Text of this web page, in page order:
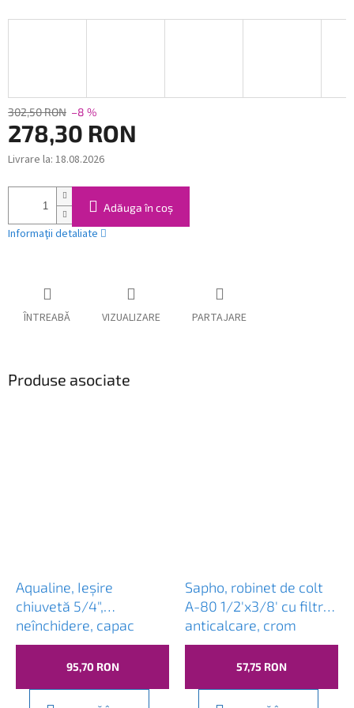
302,50 RON –8 %
278,30 RON
Evaluare
Livrare la: 18.08.2026
Adăuga în coş
Informaţii detaliate
ÎNTREABĂ VIZUALIZARE PARTAJARE
Produse asociate
Aqualine, Ieșire
chiuvetă 5/4",
neînchidere, capac
mare, grosime 10-50
mm, crom, TF6001
95,70 RON
Sapho, robinet de colt
A-80 1/2'x3/8' cu filtru,
anticalcare, crom
57,75 RON